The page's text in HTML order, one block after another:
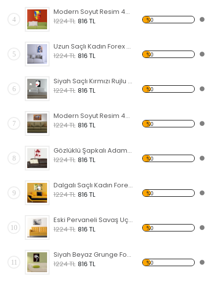
4
Modern Soyut Resim 47 Forex Tablo
1224 TL 816 TL %0
5
Uzun Saçlı Kadın Forex Tablo
1224 TL 816 TL %0
6
Siyah Saçlı Kırmızı Rujlu Kadın Forex Tablo
1224 TL 816 TL %0
7
Modern Soyut Resim 46 Forex Tablo
1224 TL 816 TL %0
8
Gözlüklü Şapkalı Adam Forex Tablo
1224 TL 816 TL %0
9
Dalgalı Saçlı Kadın Forex Tablo
1224 TL 816 TL %0
10
Eski Pervaneli Savaş Uçağı Forex Tablo
1224 TL 816 TL %0
11
Siyah Beyaz Grunge Forex Tablo
1224 TL 816 TL %0